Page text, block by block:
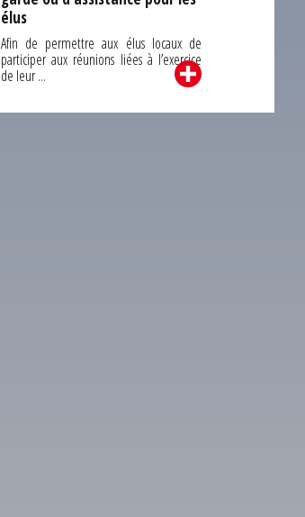
élus
Afin de permettre aux élus locaux de
participer aux réunions liées à l’exercice
de leur ...